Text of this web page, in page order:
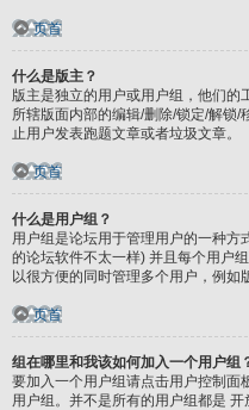
页首
什么是版主？
版主是独立的用户或用户组，他们
所辖版面内部的编辑/删除/锁定/解锁/
止用户发表跑题文章或者垃圾文章。
页首
什么是用户组？
用户组是论坛用于管理用户的一种方
的论坛软件不太一样) 并且每个用户
以很方便的同时管理多个用户，例如
页首
组在哪里和我该如何加入一个用户组
要加入一个用户组请点击用户控制面
用户组。并不是所有的用户组都是